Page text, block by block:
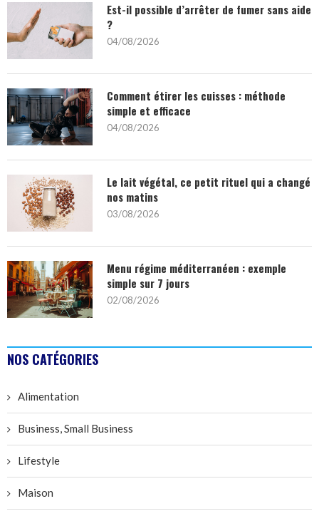
Est-il possible d’arrêter de fumer sans aide
?
04/08/2026
Comment étirer les cuisses : méthode
simple et efficace
04/08/2026
Le lait végétal, ce petit rituel qui a changé
nos matins
03/08/2026
Menu régime méditerranéen : exemple
simple sur 7 jours
02/08/2026
NOS CATÉGORIES
Alimentation
Business, Small Business
Lifestyle
Maison